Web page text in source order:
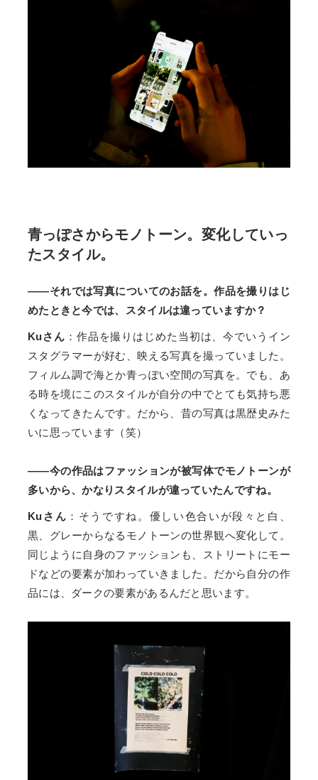
青っぽさからモノトーン。変化していっ
たスタイル。
――それでは写真についてのお話を。作品を撮りはじ
めたときと今では、スタイルは違っていますか？
Kuさん ：作品を撮りはじめた当初は、今でいうイン
スタグラマーが好む、映える写真を撮っていました。
フィルム調で海とか青っぽい空間の写真を。でも、あ
る時を境にこのスタイルが自分の中でとても気持ち悪
くなってきたんです。だから、昔の写真は黒歴史みた
いに思っています（笑）
――今の作品はファッションが被写体でモノトーンが
多いから、かなりスタイルが違っていたんですね。
Kuさん ：そうですね。優しい色合いが段々と白、
黒、グレーからなるモノトーンの世界観へ変化して。
同じように自身のファッションも、ストリートにモー
ドなどの要素が加わっていきました。だから自分の作
品には、ダークの要素があるんだと思います。